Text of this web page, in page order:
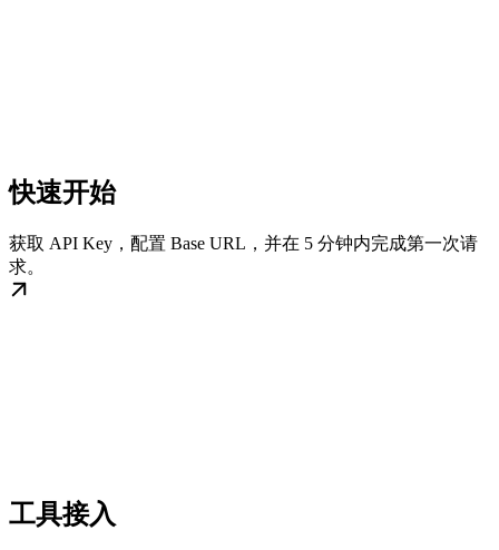
快速开始
获取 API Key，配置 Base URL，并在 5 分钟内完成第一次请
求。
工具接入